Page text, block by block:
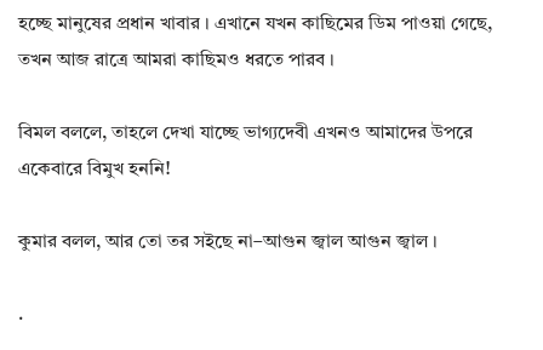
হচ্ছে মানুষের প্রধান খাবার। এখানে যখন কাছিমের ডিম পাওয়া গেছে,
তখন আজ রাত্রে আমরা কাছিমও ধরতে পারব।
বিমল বললে, তাহলে দেখা যাচ্ছে ভাগ্যদেবী এখনও আমাদের উপরে
একেবারে বিমুখ হননি!
কুমার বলল, আর তো তর সইছে না–আগুন জ্বাল আগুন জ্বাল।
.